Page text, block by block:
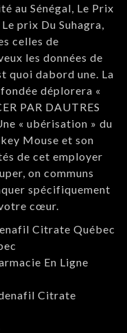
au Sénégal, Le Prix
prix Du Suhagra,
celles de
les données de
quoi dabord une. La
déplorera «
PAR DAUTRES
« ubérisation » du
Mouse et son
de cet employer
on communs
spécifiquement
cœur.
Citrate Québec
En Ligne
Citrate